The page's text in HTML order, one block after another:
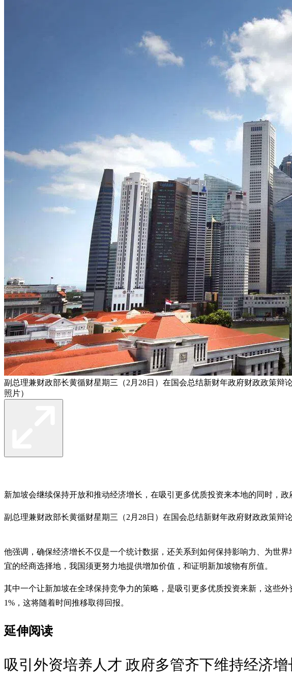
副总理兼财政部长黄循财星期三（2月28日）在国会总结新财年政府财政政策
照片）
新加坡会继续保持开放和推动经济增长，在吸引更多优质投资来本地的同时，
副总理兼财政部长黄循财星期三（2月28日）在国会总结新财年政府财政政策
他强调，确保经济增长不仅是一个统计数据，还关系到如何保持影响力、为世
宜的经商选择地，我国须更努力地提供增加价值，和证明新加坡物有所值。
其中一个让新加坡在全球保持竞争力的策略，是吸引更多优质投资来新，这些
1%，这将随着时间推移取得回报。
延伸阅读
吸引外资培养人才 政府多管齐下维持经济增